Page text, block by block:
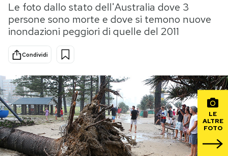
Politica
Tecnologia
Scienza
Economia
Sport
Consumismi
Storie/Idee
Altrecose
Mondiali calcio 2026
PODCAST
Le foto dallo stato dell'Australia dove 3
persone sono morte e dove si temono nuove
inondazioni peggiori di quelle del 2011
Condividi
LE
ALTRE
FOTO